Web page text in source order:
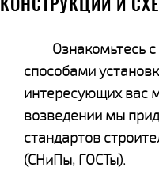
КОНСТРУКЦИИ И
Ознакомьтесь
способами
интересующих вас
возведении мы
стандартов
(СНиПы, ГОСТы).